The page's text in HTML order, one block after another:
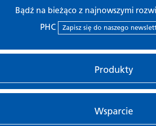
Bądź na bieżąco z najnowszymi
PHC
Zapisz się do naszego
Produkty
Wsparcie